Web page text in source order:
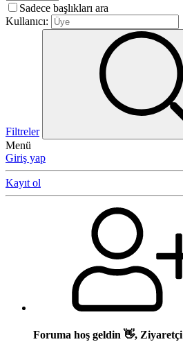
Sadece başlıkları ara
Kullanıcı:
Filtreler
Menü
Giriş yap
Kayıt ol
Foruma hoş geldin 👋, Ziyaretçi